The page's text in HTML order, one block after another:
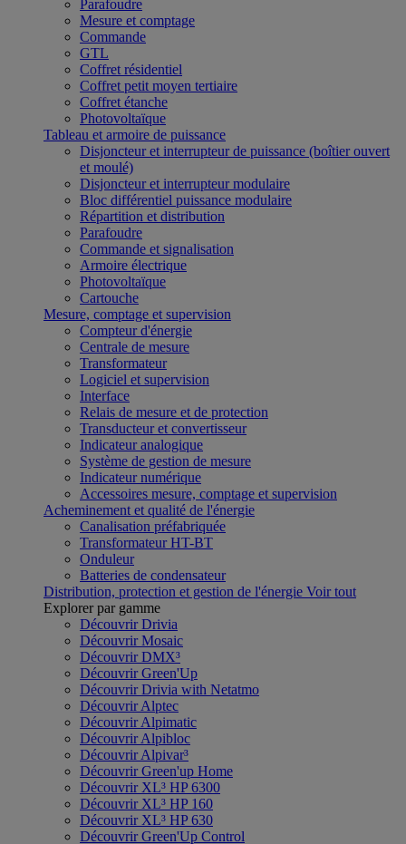
Parafoudre
Mesure et comptage
Commande
GTL
Coffret résidentiel
Coffret petit moyen tertiaire
Coffret étanche
Photovoltaïque
Tableau et armoire de puissance
Disjoncteur et interrupteur de puissance (boîtier ouvert
et moulé)
Disjoncteur et interrupteur modulaire
Bloc différentiel puissance modulaire
Répartition et distribution
Parafoudre
Commande et signalisation
Armoire électrique
Photovoltaïque
Cartouche
Mesure, comptage et supervision
Compteur d'énergie
Centrale de mesure
Transformateur
Logiciel et supervision
Interface
Relais de mesure et de protection
Transducteur et convertisseur
Indicateur analogique
Système de gestion de mesure
Indicateur numérique
Accessoires mesure, comptage et supervision
Acheminement et qualité de l'énergie
Canalisation préfabriquée
Transformateur HT-BT
Onduleur
Batteries de condensateur
Distribution, protection et gestion de l'énergie Voir tout
Explorer par gamme
Découvrir Drivia
Découvrir Mosaic
Découvrir DMX³
Découvrir Green'Up
Découvrir Drivia with Netatmo
Découvrir Alptec
Découvrir Alpimatic
Découvrir Alpibloc
Découvrir Alpivar³
Découvrir Green'up Home
Découvrir XL³ HP 6300
Découvrir XL³ HP 160
Découvrir XL³ HP 630
Découvrir Green'Up Control